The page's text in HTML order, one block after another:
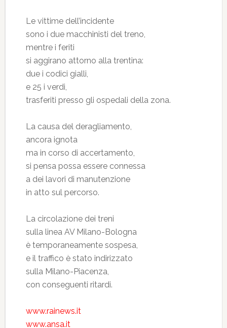
Le vittime dell’incidente
sono i due macchinisti del treno,
mentre i feriti
si aggirano attorno alla trentina:
due i codici gialli,
e 25 i verdi,
trasferiti presso gli ospedali della zona.
La causa del deragliamento,
ancora ignota
ma in corso di accertamento,
si pensa possa essere connessa
a dei lavori di manutenzione
in atto sul percorso.
La circolazione dei treni
sulla linea AV Milano-Bologna
è temporaneamente sospesa,
e il traffico è stato indirizzato
sulla Milano-Piacenza,
con conseguenti ritardi.
www.rainews.it
www.ansa.it